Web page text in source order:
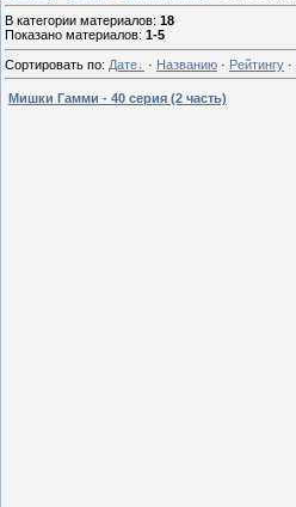
В категории материалов: 18
Показано материалов: 1-5
Сортировать по: Дате · Названию · Рейтингу ·
Мишки Гамми - 40 серия (2 часть)